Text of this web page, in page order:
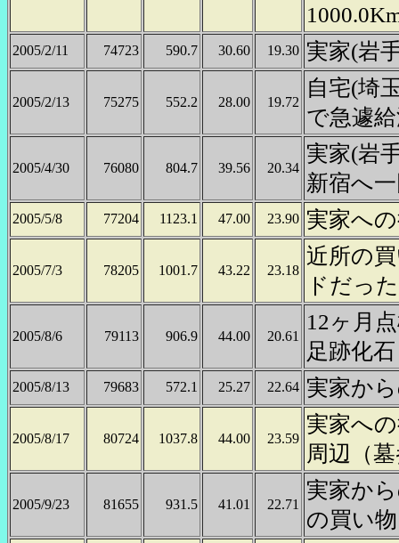
2005/2/11 74723 590.7 30.60 19.30 実家(岩
2005/2/13 75275 552.2 28.00 19.72
自宅(埼
で急遽
2005/4/30 76080 804.7 39.56 20.34
実家(岩
新宿へ
2005/5/8 77204 1123.1 47.00 23.90 実家へ
2005/7/3 78205 1001.7 43.22 23.18
近所の
ドだっ
2005/8/6 79113 906.9 44.00 20.61
12ヶ月
足跡化
2005/8/13 79683 572.1 25.27 22.64 実家か
2005/8/17 80724 1037.8 44.00 23.59
実家へ
周辺（
2005/9/23 81655 931.5 41.01 22.71
実家か
の買い物